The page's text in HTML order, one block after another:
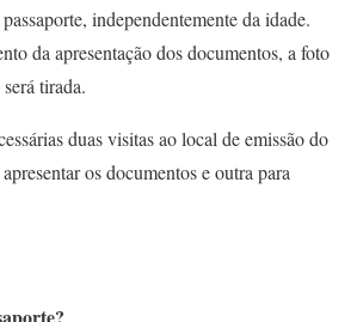
independentemente da idade.
da apresentação dos documentos, a foto
tirada.
duas visitas ao local de emissão do
os documentos e outra para